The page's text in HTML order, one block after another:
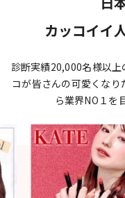
カッコイイ
診断実績20,000名様以
コが皆さんの可愛くな
ら業界NO１を